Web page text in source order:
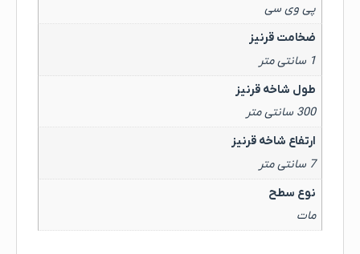
پی وی سی
ضخامت قرنیز
1 سانتی متر
طول شاخه قرنیز
300 سانتی متر
ارتفاع شاخه قرنیز
7 سانتی متر
نوع سطح
مات